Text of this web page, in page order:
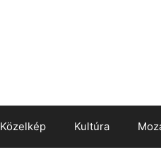
Közelkép Kultúra